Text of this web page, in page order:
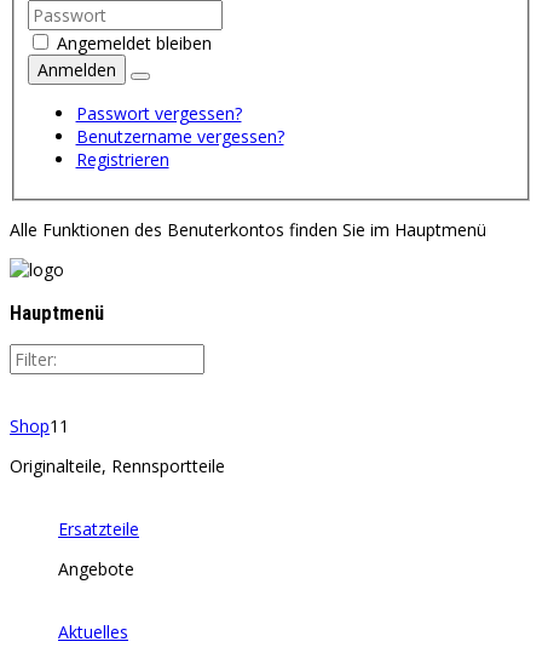
Angemeldet bleiben
Anmelden
Passwort vergessen?
Benutzername vergessen?
Registrieren
Alle Funktionen des Benuterkontos finden Sie im Hauptmenü
Hauptmenü
Shop11
Originalteile, Rennsportteile
Ersatzteile
Angebote
Aktuelles